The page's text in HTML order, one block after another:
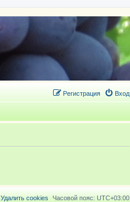
Вход
Регистрация
Часовой пояс: UTC+03:00
Удалить cookies